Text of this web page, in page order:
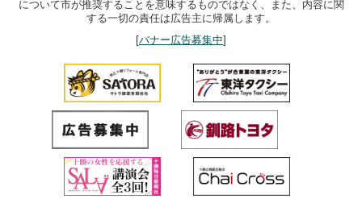
について市が推奨することを意味するものではなく、また、内容に関
する一切の責任は広告主に帰属します。
[バナー広告募集中]